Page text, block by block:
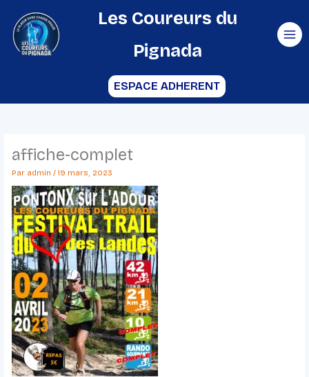
contenu
Les Coureurs du
Pignada
ESPACE ADHERENT
affiche-complet
Par admin / 19 mars, 2023